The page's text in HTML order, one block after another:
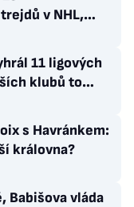
v NHL,
poslední
11 ligových
klubů to
i víckrát
s Havránkem:
královna?
Babišova vláda